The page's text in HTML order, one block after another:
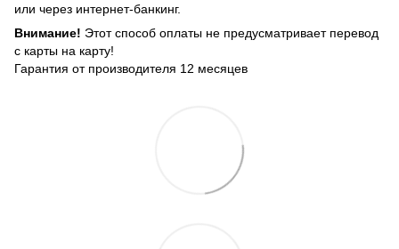
или через интернет-банкинг.
Внимание! Этот способ оплаты не предусматривает перевод
с карты на карту!
Гарантия от производителя 12 месяцев